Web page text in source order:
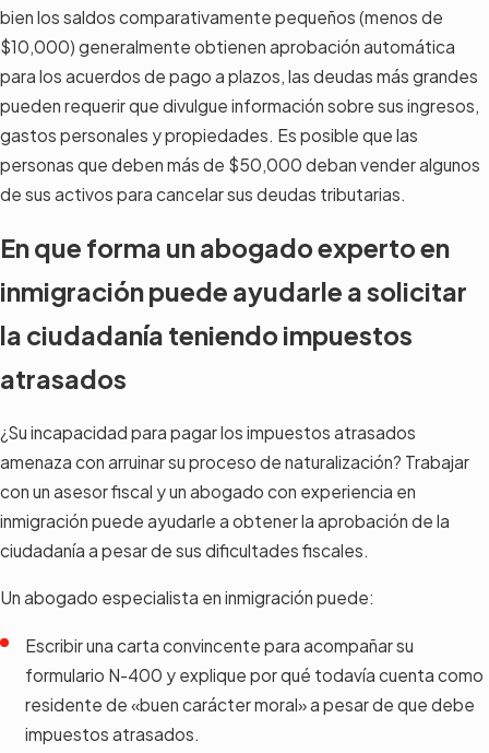
bien los saldos comparativamente pequeños (menos de
$10,000) generalmente obtienen aprobación automática
para los acuerdos de pago a plazos, las deudas más grandes
pueden requerir que divulgue información sobre sus ingresos,
gastos personales y propiedades. Es posible que las
personas que deben más de $50,000 deban vender algunos
de sus activos para cancelar sus deudas tributarias.
En que forma un abogado experto en
inmigración puede ayudarle a solicitar
la ciudadanía teniendo impuestos
atrasados
¿Su incapacidad para pagar los impuestos atrasados
amenaza con arruinar su proceso de naturalización? Trabajar
con un asesor fiscal y un abogado con experiencia en
inmigración puede ayudarle a obtener la aprobación de la
ciudadanía a pesar de sus dificultades fiscales.
Un abogado especialista en inmigración puede:
Escribir una carta convincente para acompañar su
formulario N-400 y explique por qué todavía cuenta como
residente de «buen carácter moral» a pesar de que debe
impuestos atrasados.